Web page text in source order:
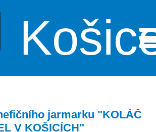
jarmarku "KOLÁČ
V KOŠICÍCH"